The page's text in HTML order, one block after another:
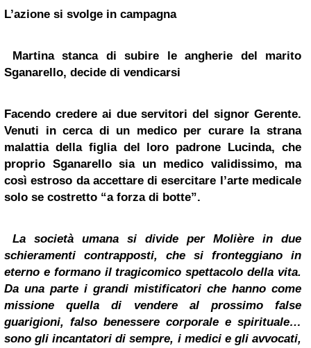
L’azione si svolge in campagna
Martina stanca di subire le angherie del marito
Sganarello, decide di vendicarsi
Facendo credere ai due servitori del signor Gerente.
Venuti in cerca di un medico per curare la strana
malattia della figlia del loro padrone Lucinda, che
proprio Sganarello sia un medico validissimo, ma
così estroso da accettare di esercitare l’arte medicale
solo se costretto “a forza di botte”.
La società umana si divide per Molière in due
schieramenti contrapposti, che si fronteggiano in
eterno e formano il tragicomico spettacolo della vita.
Da una parte i grandi mistificatori che hanno come
missione quella di vendere al prossimo false
guarigioni, falso benessere corporale e spirituale…
sono gli incantatori di sempre, i medici e gli avvocati,